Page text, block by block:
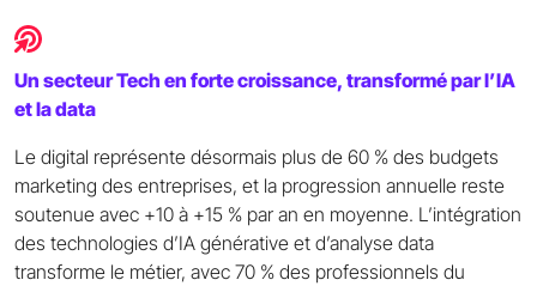
Un secteur Tech en forte croissance, transformé par l’IA
et la data
Le digital représente désormais plus de 60 % des budgets
marketing des entreprises, et la progression annuelle reste
soutenue avec +10 à +15 % par an en moyenne. L’intégration
des technologies d’IA générative et d’analyse data
transforme le métier, avec 70 % des professionnels du